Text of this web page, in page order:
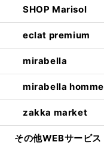
SHOP Marisol
eclat premium
mirabella
mirabella homme
zakka market
その他WEBサービス